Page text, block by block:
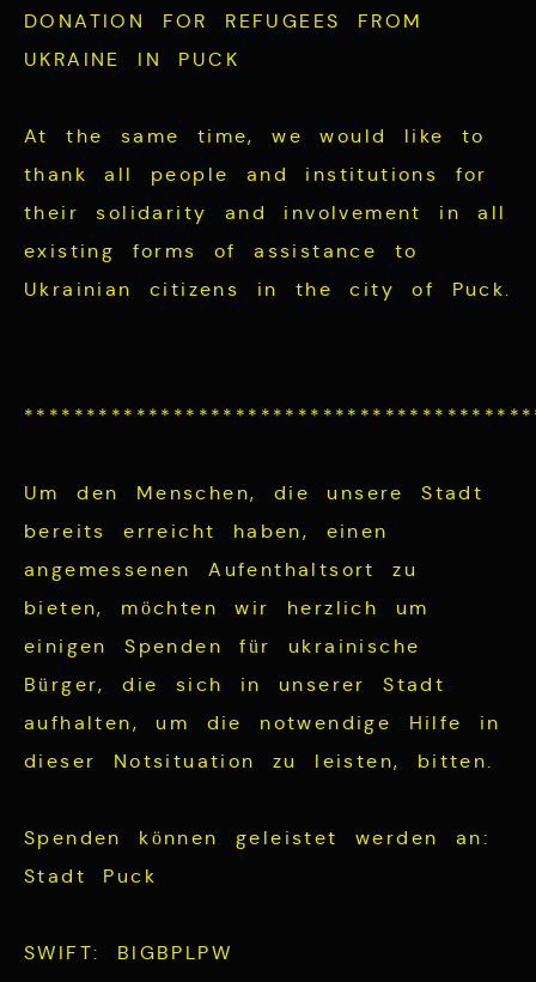
DONATION FOR REFUGEES FROM
UKRAINE IN PUCK
At the same time, we would like to
thank all people and institutions for
their solidarity and involvement in all
existing forms of assistance to
Ukrainian citizens in the city of Puck.
Um den Menschen, die unsere Stadt
bereits erreicht haben, einen
angemessenen Aufenthaltsort zu
bieten, möchten wir herzlich um
einigen Spenden für ukrainische
Bürger, die sich in unserer Stadt
aufhalten, um die notwendige Hilfe in
dieser Notsituation zu leisten, bitten.
Spenden können geleistet werden an:
Stadt Puck
SWIFT: BIGBPLPW